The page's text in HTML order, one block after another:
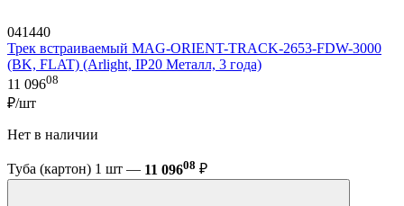
041440
Трек встраиваемый MAG-ORIENT-TRACK-2653-FDW-3000
(BK, FLAT) (Arlight, IP20 Металл, 3 года)
11 09608
₽/шт
Нет в наличии
Туба (картон) 1 шт — 11 09608 ₽